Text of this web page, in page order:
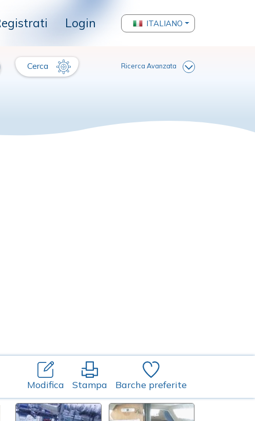
Login ITALIANO
Cerca Ricerca Avanzata
Modifica Stampa Barche preferite